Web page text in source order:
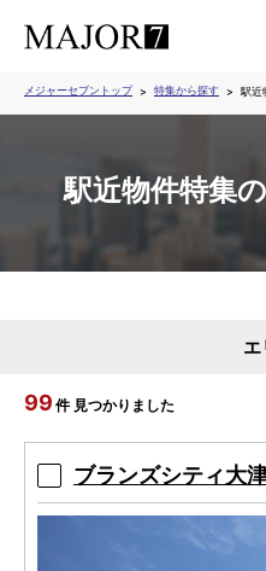
メジャーセブントップ 特集から探す 駅近
駅近物件特集
エ
99 件 見つかりました
ブランズシティ大